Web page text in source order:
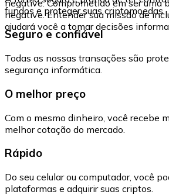
negative: Comprometido em ser uma
negative. Entender sua missão de
ajudará você a tomar decisões
fundos e proteger suas criptomoedas.
Seguro e confiável
Todas as nossas transações são
segurança informática.
O melhor preço
Com o mesmo dinheiro, você recebe
melhor cotação do mercado.
Rápido
Do seu celular ou computador, você
plataformas e adquirir suas criptos.